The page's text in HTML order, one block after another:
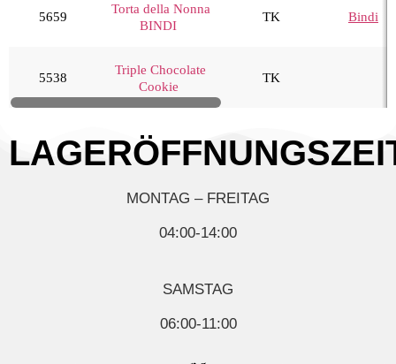
5659
Torta della Nonna
BINDI
TK Bindi
5538
Triple Chocolate
Cookie
TK
MONTAG – FREITAG
04:00-14:00
SAMSTAG
06:00-11:00